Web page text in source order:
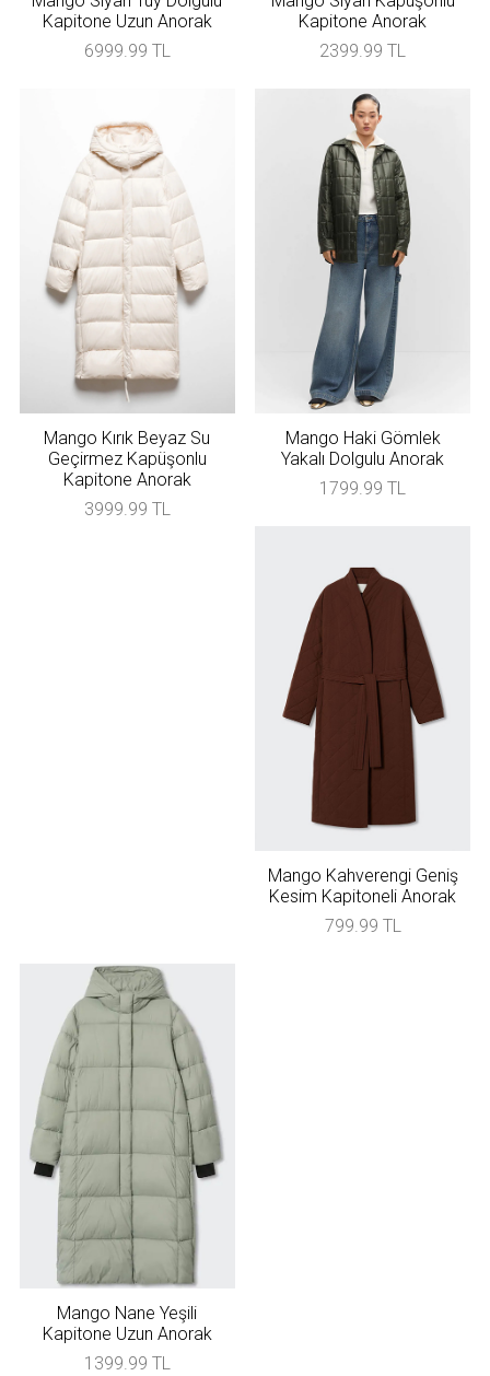
Kapitone Uzun Anorak
6999.99 TL
Kapitone Anorak
2399.99 TL
Mango Kırık Beyaz Su
Geçirmez Kapüşonlu
Kapitone Anorak
3999.99 TL
Mango Haki Gömlek
Yakalı Dolgulu Anorak
1799.99 TL
Mango Kahverengi Geniş
Kesim Kapitoneli Anorak
799.99 TL
Mango Nane Yeşili
Kapitone Uzun Anorak
1399.99 TL